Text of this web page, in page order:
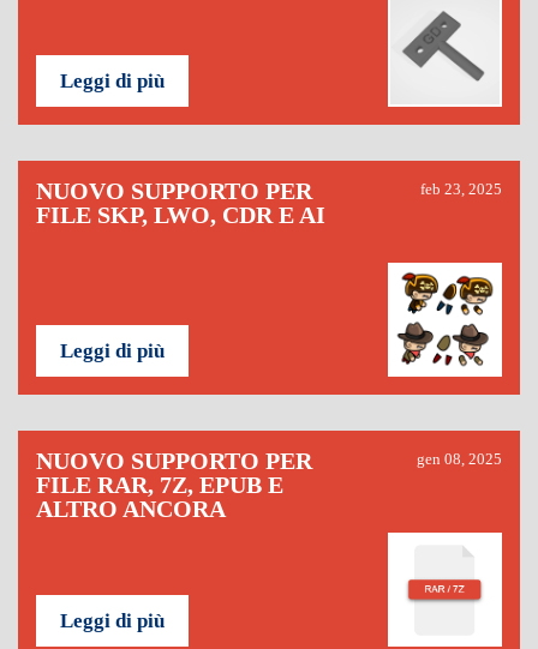
Leggi di più
NUOVO SUPPORTO PER
FILE SKP, LWO, CDR E AI
feb 23, 2025
Leggi di più
NUOVO SUPPORTO PER
FILE RAR, 7Z, EPUB E
ALTRO ANCORA
gen 08, 2025
Leggi di più